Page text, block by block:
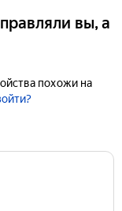
вы, а
похожи на